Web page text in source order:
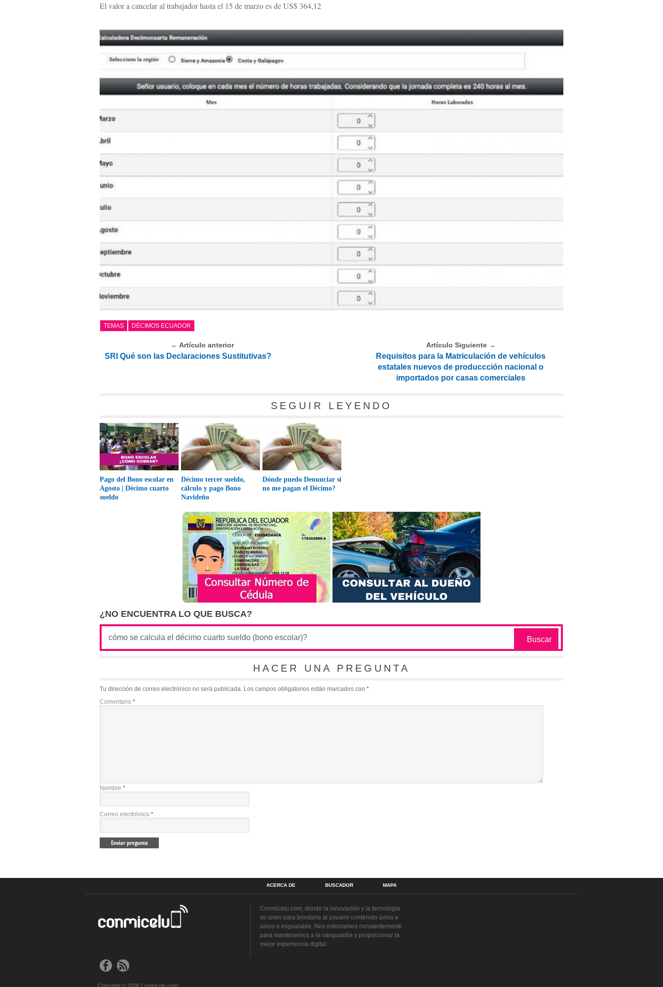
El valor a cancelar al trabajador hasta el 15 de marzo es de US$ 364,12
TEMAS DÉCIMOS ECUADOR
← Artículo anterior
SRI Qué son las Declaraciones Sustitutivas?
Artículo Siguiente →
Requisitos para la Matriculación de vehículos
estatales nuevos de produccción nacional o
importados por casas comerciales
SEGUIR LEYENDO
Pago del Bono escolar en
Agosto | Décimo cuarto
sueldo
Décimo tercer sueldo,
cálculo y pago Bono
Navideño
Dónde puedo Denunciar si
no me pagan el Décimo?
¿NO ENCUENTRA LO QUE BUSCA?
HACER UNA PREGUNTA
Tu dirección de correo electrónico no será publicada. Los campos obligatorios están marcados con*
Comentario*
Nombre*
Correo electrónico*
ACERCA DE BUSCADOR MAPA
Copyright © 2026 Conmicelu.com
Conmicelu.com, donde la innovación y la tecnología
se unen para brindarle al usuario contenido único e
único e inigualable. Nos esforzamos constantemente
para mantenernos a la vanguardia y proporcionar la
mejor experiencia digital.